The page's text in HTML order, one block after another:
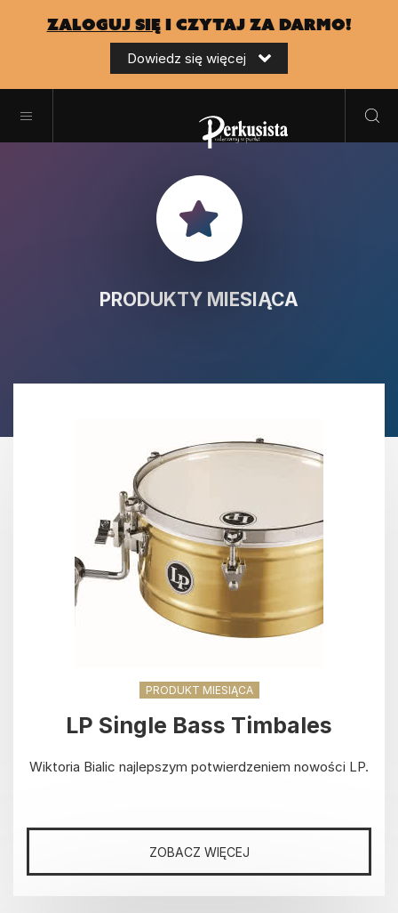
zaloguj sięi czytaj za darmo!
Dowiedz się więcej
PRODUKTY MIESIĄCA
PRODUKT MIESIĄCA
LP Single Bass Timbales
Wiktoria Bialic najlepszym potwierdzeniem nowości LP.
ZOBACZ WIĘCEJ